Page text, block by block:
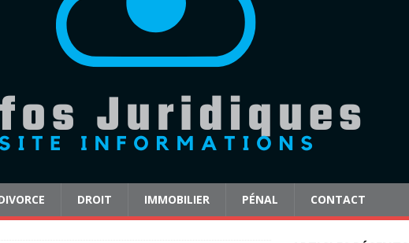
DROIT IMMOBILIER PÉNAL CONTACT